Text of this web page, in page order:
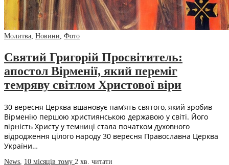
Молитва, Новини, Фото
Святий Григорій Просвітитель:
апостол Вірменії, який переміг
темряву світлом Христової віри
30 вересня Церква вшановує пам’ять святого, який зробив
Вірменію першою християнською державою у світі. Його
вірність Христу у темниці стала початком духовного
відродження цілого народу 30 вересня Православна Церква
України…
News, 10 місяців тому 2 хв. читати